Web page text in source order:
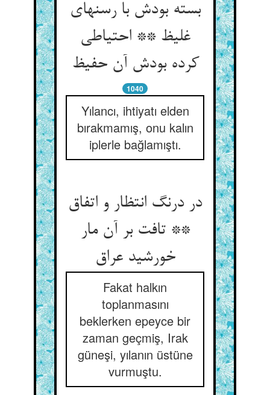
بسته بودش با رسنهای
غلیظ ** احتیاطی
کرده بودش آن حفیظ
1040
Yılancı, ihtiyatı elden
bırakmamış, onu kalın
iplerle bağlamıştı.
در درنگ انتظار و اتفاق
** تافت بر آن مار
خورشید عراق
Fakat halkın
toplanmasını
beklerken epeyce bir
zaman geçmiş, Irak
güneşi, yılanın üstüne
vurmuştu.